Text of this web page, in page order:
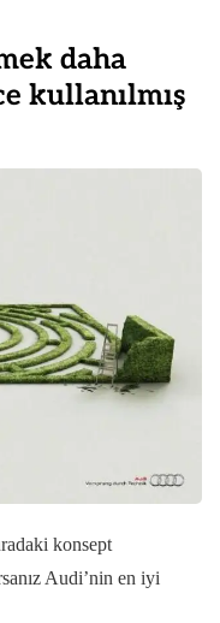
daha
kullanılmış
konsept
Audi’nin en iyi